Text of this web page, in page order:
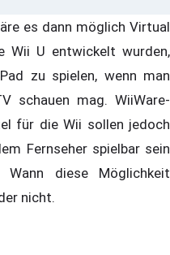
es dann möglich Virtual
Wii U entwickelt wurden,
zu spielen, wenn man
schauen mag. WiiWare-
für die Wii sollen jedoch
Fernseher spielbar sein
diese Möglichkeit
nicht.